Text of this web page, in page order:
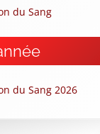
du Sang
du Sang 2026